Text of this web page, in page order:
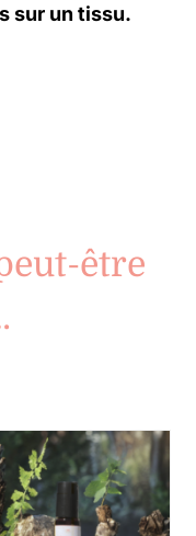
sur un tissu.
être